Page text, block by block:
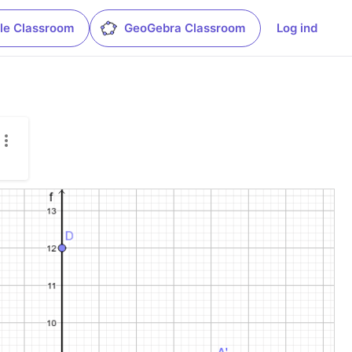
Classroom GeoGebra Classroom Log ind